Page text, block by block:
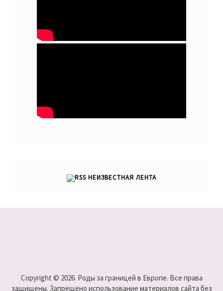
НЕИЗВЕСТНАЯ ЛЕНТА
Copyright © 2026. Роды за границей в Европе. Все права
защищены. Запрещено использование материалов сайта без